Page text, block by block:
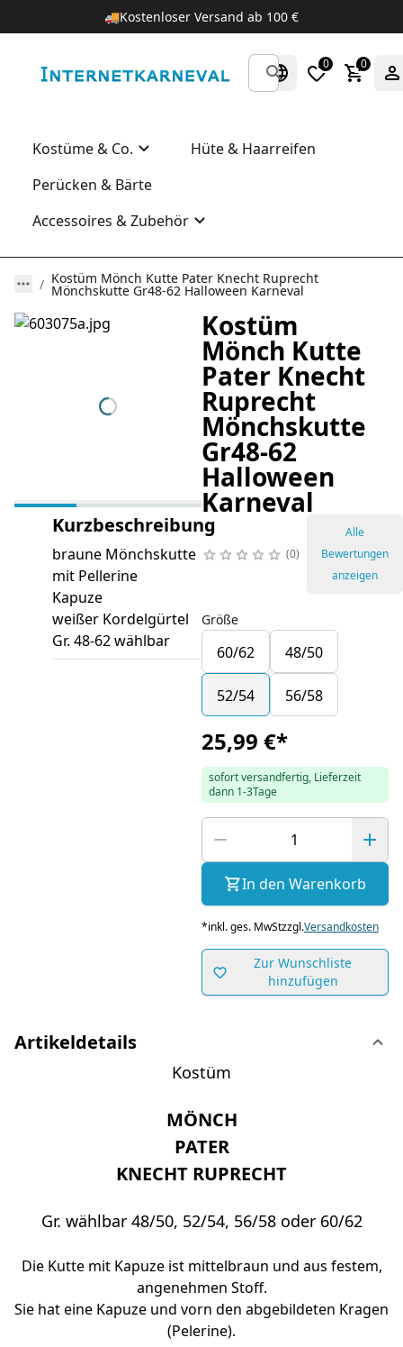
🚚Kostenloser Versand ab 100 €
0 0
Kostüme & Co.
Hüte & Haarreifen
Perücken & Bärte
Accessoires & Zubehör
Kostüm Mönch Kutte Pater Knecht Ruprecht
Mönchskutte Gr48-62 Halloween Karneval
Kurzbeschreibung
braune Mönchskutte
mit Pellerine
Kapuze
weißer Kordelgürtel
Gr. 48-62 wählbar
Kostüm
Mönch Kutte
Pater Knecht
Ruprecht
Mönchskutte
Gr48-62
Halloween
Karneval
0
Alle
Bewertungen
anzeigen
Größe
60/62 48/50
52/54 56/58
25,99 €*
sofort versandfertig, Lieferzeit
dann 1-3Tage
In den Warenkorb
*inkl. ges. MwStzzgl.Versandkosten
Zur Wunschliste
hinzufügen
Artikeldetails
Kostüm
MÖNCH
PATER
KNECHT RUPRECHT
Gr. wählbar 48/50, 52/54, 56/58 oder 60/62
Die Kutte mit Kapuze ist mittelbraun und aus festem,
angenehmen Stoff.
Sie hat eine Kapuze und vorn den abgebildeten Kragen
(Pelerine).